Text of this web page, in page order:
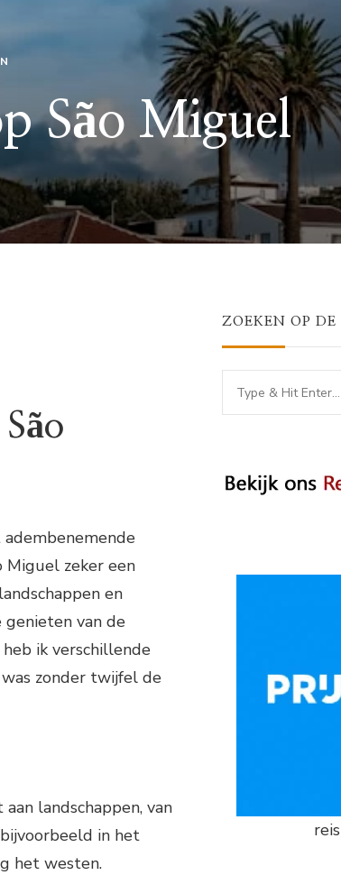
São Miguel
Miguel zeker een
en
van de
ik verschillende
zonder twijfel de
landschappen, van
in het
het westen.
ZOEKEN OP DE
Looking
for